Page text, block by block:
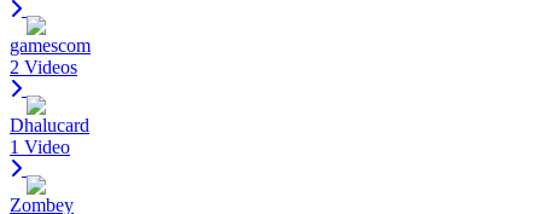
gamescom
2 Videos
Dhalucard
1 Video
Zombey